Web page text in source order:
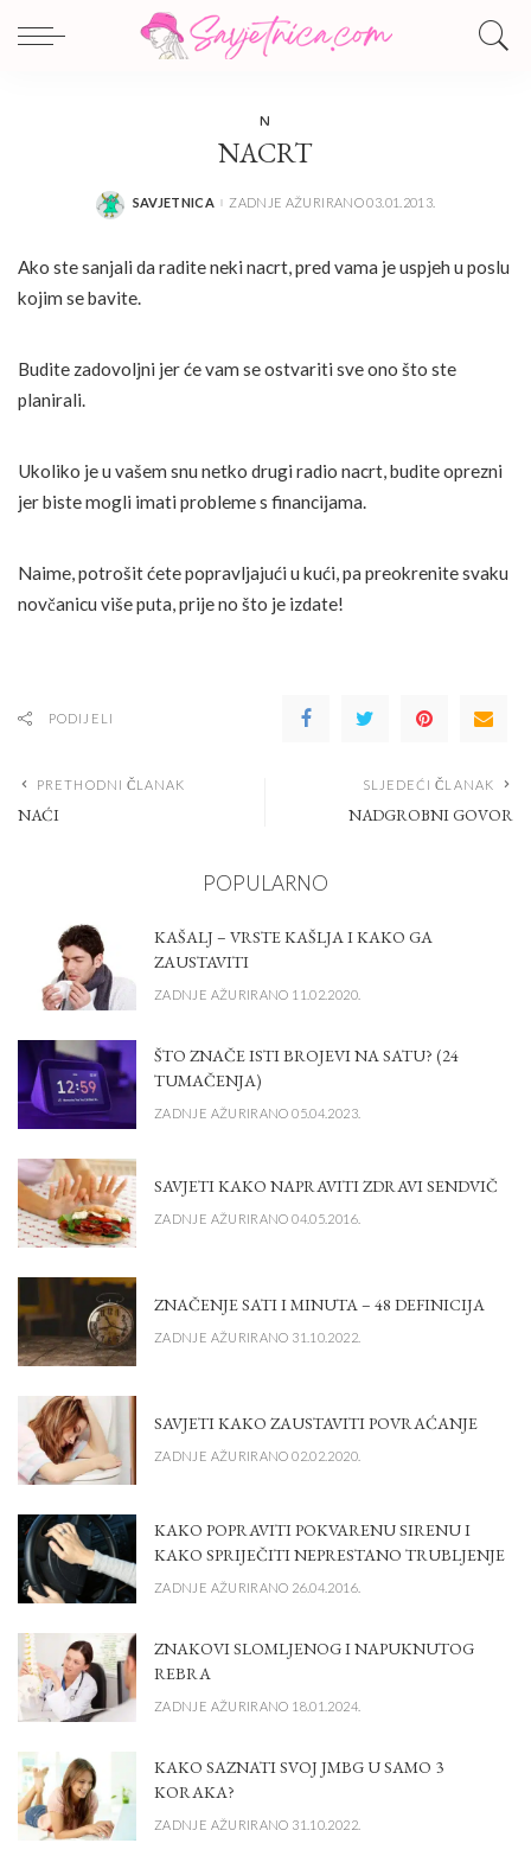
N
NACRT
POSTED
SAVJETNICA ZADNJE AŽURIRANO 03.01.2013.
Ako ste sanjali da radite neki nacrt, pred vama je uspjeh u poslu
kojim se bavite.
Budite zadovoljni jer će vam se ostvariti sve ono što ste
planirali.
Ukoliko je u vašem snu netko drugi radio nacrt, budite oprezni
jer biste mogli imati probleme s financijama.
Naime, potrošit ćete popravljajući u kući, pa preokrenite svaku
novčanicu više puta, prije no što je izdate!
PODIJELI
PRETHODNI ČLANAK
NAĆI
SLJEDEĆI ČLANAK
NADGROBNI GOVOR
POPULARNO
KAŠALJ – VRSTE KAŠLJA I KAKO GA
ZAUSTAVITI
ZADNJE AŽURIRANO 11.02.2020.
ŠTO ZNAČE ISTI BROJEVI NA SATU? (24
TUMAČENJA)
ZADNJE AŽURIRANO 05.04.2023.
SAVJETI KAKO NAPRAVITI ZDRAVI SENDVIČ
ZADNJE AŽURIRANO 04.05.2016.
ZNAČENJE SATI I MINUTA – 48 DEFINICIJA
ZADNJE AŽURIRANO 31.10.2022.
SAVJETI KAKO ZAUSTAVITI POVRAĆANJE
ZADNJE AŽURIRANO 02.02.2020.
KAKO POPRAVITI POKVARENU SIRENU I
KAKO SPRIJEČITI NEPRESTANO TRUBLJENJE
ZADNJE AŽURIRANO 26.04.2016.
ZNAKOVI SLOMLJENOG I NAPUKNUTOG
REBRA
ZADNJE AŽURIRANO 18.01.2024.
KAKO SAZNATI SVOJ JMBG U SAMO 3
KORAKA?
ZADNJE AŽURIRANO 31.10.2022.